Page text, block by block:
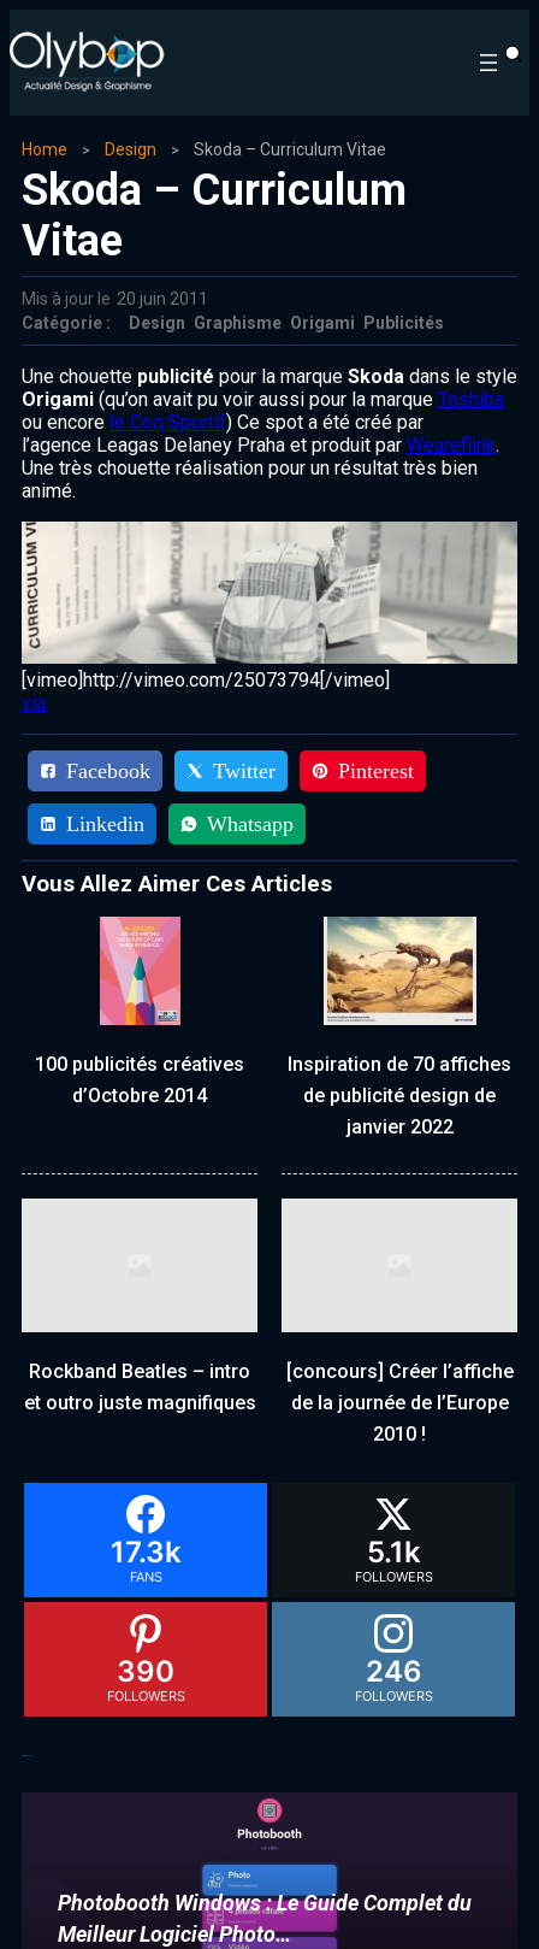
Home Design Skoda – Curriculum Vitae
Skoda – Curriculum
Vitae
Mis à jour le 20 juin 2011
Catégorie :
Design Graphisme Origami Publicités
Une chouette publicité pour la marque Skoda dans le style
Origami (qu’on avait pu voir aussi pour la marque Toshiba
ou encore le Coq Sportif) Ce spot a été créé par
l’agence Leagas Delaney Praha et produit par Weareflink.
Une très chouette réalisation pour un résultat très bien
animé.
[vimeo]http://vimeo.com/25073794[/vimeo]
via
Facebook Twitter Pinterest
Linkedin Whatsapp
Vous Allez Aimer Ces Articles
100 publicités créatives
d’Octobre 2014
Inspiration de 70 affiches
de publicité design de
janvier 2022
Rockband Beatles – intro
et outro juste magnifiques
[concours] Créer l’affiche
de la journée de l’Europe
2010 !
17.3k
FANS
5.1k
FOLLOWERS
390
FOLLOWERS
246
FOLLOWERS
Photobooth Windows : Le Guide Complet du
Meilleur Logiciel Photo…